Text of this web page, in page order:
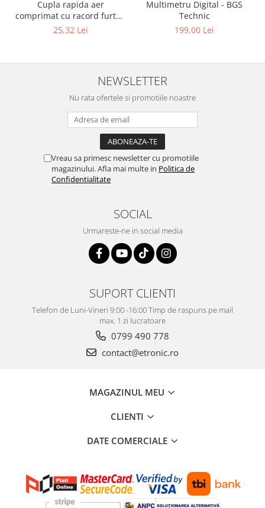
Cupla rapida aer
comprimat cu racord furtun
8 mm (5/16") | SUA / Franta
25,32 Lei
Multimetru Digital - BGS
Technic
199,00 Lei
NEWSLETTER
Nu rata ofertele si promotiile noastre
Vreau sa primesc newsletter cu promotiile
magazinului. Afla mai multe in Politica de
Confidentialitate
SOCIAL
Urmareste-ne in social media
SUPORT CLIENTI
Telefon de Luni-Vineri 9:00 -16:00 Timp de raspuns pe mail
max. 1 zi lucratoare
0799 490 778
contact@etronic.ro
MAGAZINUL MEU
CLIENTI
DATE COMERCIALE